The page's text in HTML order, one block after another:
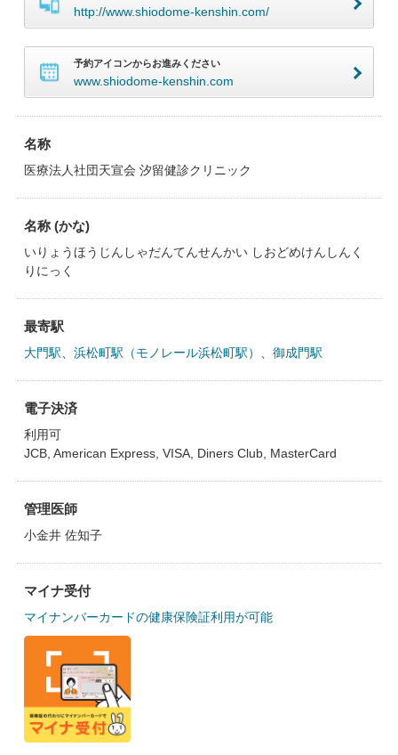
http://www.shiodome-kenshin.com/
予約アイコンからお進みください
www.shiodome-kenshin.com
名称
医療法人社団天宣会 汐留健診クリニック
名称 (かな)
いりょうほうじんしゃだんてんせんかい しおどめけんしんく
りにっく
最寄駅
大門駅 浜松町駅（モノレール浜松町駅） 御成門駅
電子決済
利用可
JCB, American Express, VISA, Diners Club, MasterCard
管理医師
小金井 佐知子
マイナ受付
マイナンバーカードの健康保険証利用が可能